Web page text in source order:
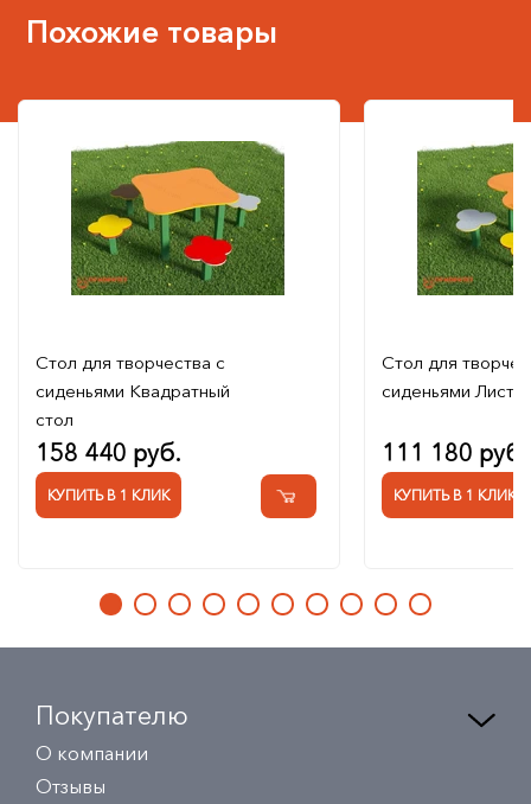
Похожие товары
Стол для творчества с
сиденьями Квадратный
стол
158 440 руб.
КУПИТЬ В 1 КЛИК
Стол для
сиденьями
111 180 руб.
КУПИТЬ В 1 КЛИК
Покупателю
О компании
Отзывы